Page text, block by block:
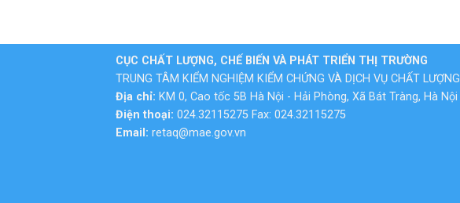
CỤC CHẤT LƯỢNG, CHẾ BIẾN VÀ PHÁT TRIỂN THỊ TRƯỜNG
TRUNG TÂM KIỂM NGHIỆM KIỂM CHỨNG VÀ DỊCH VỤ CHẤT LƯỢNG
Địa chỉ: KM 0, Cao tốc 5B Hà Nội - Hải Phòng, Xã Bát Tràng, Hà Nội
Điện thoại: 024.32115275 Fax: 024.32115275
Email: retaq@mae.gov.vn